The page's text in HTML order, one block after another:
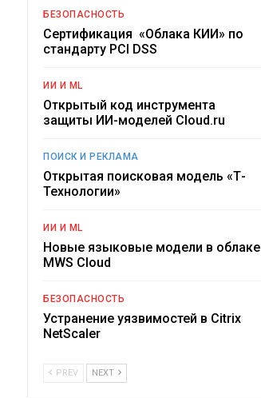
БЕЗОПАСНОСТЬ
Сертификация «Облака КИИ» по
стандарту PCI DSS
ИИ И ML
Открытый код инструмента
защиты ИИ-моделей Cloud.ru
ПОИСК И РЕКЛАМА
Открытая поисковая модель «Т-
Технологии»
ИИ И ML
Новые языковые модели в облаке
MWS Cloud
БЕЗОПАСНОСТЬ
Устранение уязвимостей в Citrix
NetScaler
PREV NEXT